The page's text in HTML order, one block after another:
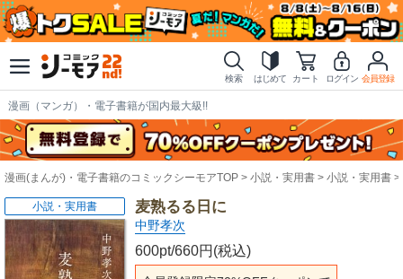
検索 はじめて カート ログイン 会員登録
漫画（マンガ）・電子書籍が国内最大級!!
漫画(まんが)・電子書籍のコミックシーモアTOP 小説・実用書 小説・実用書
麦熟るる日に
中野孝次
600pt/660円(税込)
小説・実用書